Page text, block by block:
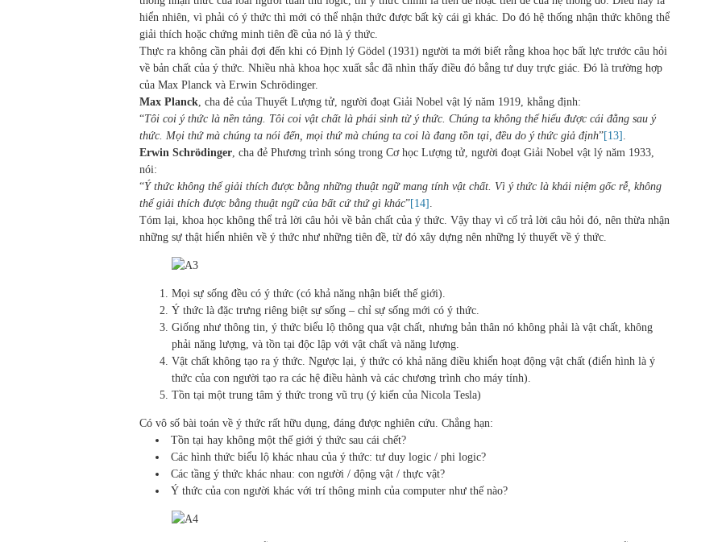
hiển nhiên, vì phải có ý thức thì mới có thể nhận thức được bất kỳ cái gì khác. Do đó hệ thống nhận thức không thể
giải thích hoặc chứng minh tiên đề của nó là ý thức.
Thực ra không cần phải đợi đến khi có Định lý Gödel (1931) người ta mới biết rằng khoa học bất lực trước câu hỏi
về bản chất của ý thức. Nhiều nhà khoa học xuất sắc đã nhìn thấy điều đó bằng tư duy trực giác. Đó là trường hợp
của Max Planck và Erwin Schrödinger.
Max Planck, cha đẻ của Thuyết Lượng tử, người đoạt Giải Nobel vật lý năm 1919, khẳng định:
“Tôi coi ý thức là nền tảng. Tôi coi vật chất là phái sinh từ ý thức. Chúng ta không thể hiểu được cái đằng sau ý
thức. Mọi thứ mà chúng ta nói đến, mọi thứ mà chúng ta coi là đang tồn tại, đều do ý thức giả định”[13] .
Erwin Schrödinger, cha đẻ Phương trình sóng trong Cơ học Lượng tử, người đoạt Giải Nobel vật lý năm 1933,
nói:
“Ý thức không thể giải thích được bằng những thuật ngữ mang tính vật chất. Vì ý thức là khái niệm gốc rễ, không
thể giải thích được bằng thuật ngữ của bất cứ thứ gì khác”[14] .
Tóm lại, khoa học không thể trả lời câu hỏi về bản chất của ý thức. Vậy thay vì cố trả lời câu hỏi đó, nên thừa nhận
những sự thật hiển nhiên về ý thức như những tiên đề, từ đó xây dựng nên những lý thuyết về ý thức.
Mọi sự sống đều có ý thức (có khả năng nhận biết thế giới).
Ý thức là đặc trưng riêng biệt sự sống – chỉ sự sống mới có ý thức.
Giống như thông tin, ý thức biểu lộ thông qua vật chất, nhưng bản thân nó không phải là vật chất, không
phải năng lượng, và tồn tại độc lập với vật chất và năng lượng.
Vật chất không tạo ra ý thức. Ngược lại, ý thức có khả năng điều khiển hoạt động vật chất (điển hình là ý
thức của con người tạo ra các hệ điều hành và các chương trình cho máy tính).
Tồn tại một trung tâm ý thức trong vũ trụ (ý kiến của Nicola Tesla)
Có vô số bài toán về ý thức rất hữu dụng, đáng được nghiên cứu. Chẳng hạn:
Tồn tại hay không một thế giới ý thức sau cái chết?
Các hình thức biểu lộ khác nhau của ý thức: tư duy logic / phi logic?
Các tầng ý thức khác nhau: con người / động vật / thực vật?
Ý thức của con người khác với trí thông minh của computer như thế nào?